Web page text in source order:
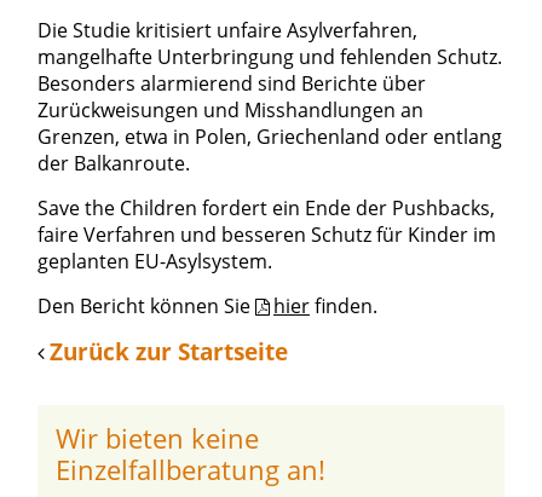
Die Studie kritisiert unfaire Asylverfahren,
mangelhafte Unterbringung und fehlenden Schutz.
Besonders alarmierend sind Berichte über
Zurückweisungen und Misshandlungen an
Grenzen, etwa in Polen, Griechenland oder entlang
der Balkanroute.
Save the Children fordert ein Ende der Pushbacks,
faire Verfahren und besseren Schutz für Kinder im
geplanten EU-Asylsystem.
Den Bericht können Sie
hierfinden.
Zurück zur Startseite
Wir bieten keine
Einzelfallberatung an!